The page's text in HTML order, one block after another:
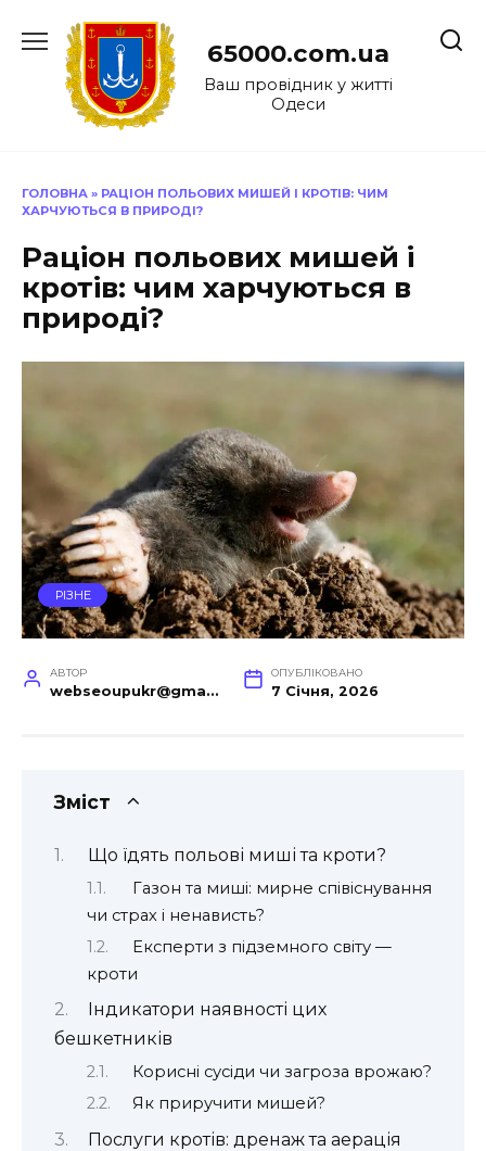
до
65000.com.ua
Ваш провідник у житті
Одеси
ГОЛОВНА » РАЦІОН ПОЛЬОВИХ МИШЕЙ І КРОТІВ: ЧИМ
ХАРЧУЮТЬСЯ В ПРИРОДІ?
Раціон польових мишей і
кротів: чим харчуються в
природі?
РІЗНЕ
АВТОР
webseoupukr@gmail.com
ОПУБЛІКОВАНО
7 Січня, 2026
Зміст
Що їдять польові миші та кроти?
Газон та миші: мирне співіснування
чи страх і ненависть?
Експерти з підземного світу —
кроти
Індикатори наявності цих
бешкетників
Корисні сусіди чи загроза врожаю?
Як приручити мишей?
Послуги кротів: дренаж та аерація